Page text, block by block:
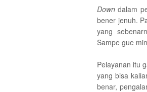
Down dalam
bener jenuh.
yang
Sampe gue
Pelayanan itu
yang bisa
benar,